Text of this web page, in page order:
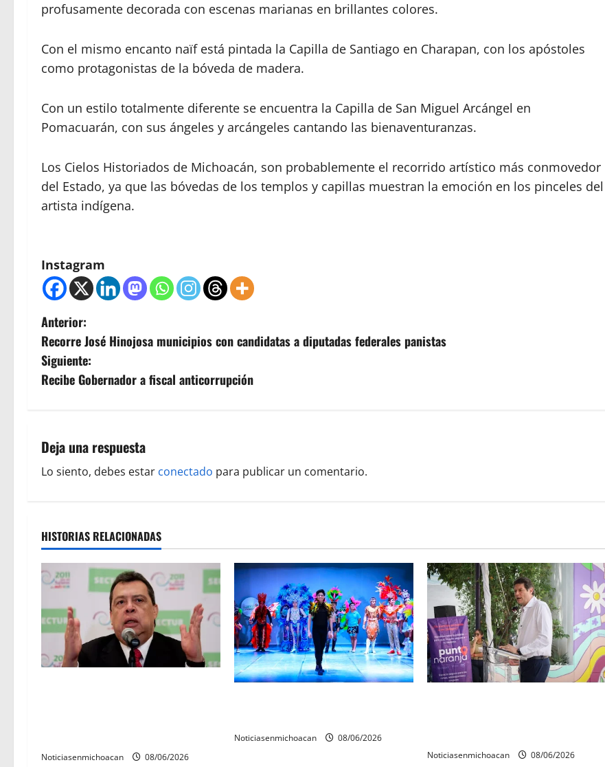
profusamente decorada con escenas marianas en brillantes colores.
Con el mismo encanto naïf está pintada la Capilla de Santiago en Charapan, con los apóstoles
como protagonistas de la bóveda de madera.
Con un estilo totalmente diferente se encuentra la Capilla de San Miguel Arcángel en
Pomacuarán, con sus ángeles y arcángeles cantando las bienaventuranzas.
Los Cielos Historiados de Michoacán, son probablemente el recorrido artístico más conmovedor
del Estado, ya que las bóvedas de los templos y capillas muestran la emoción en los pinceles del
artista indígena.
Instagram
N
a
v
g
a
i
ó
n
d
e
e
r
Anterior:
Recorre José Hinojosa municipios con candidatas a diputadas federales panistas
Siguiente:
Recibe Gobernador a fiscal anticorrupción
Deja una respuesta
Lo siento, debes estar conectado para publicar un comentario.
HISTORIAS RELACIONADAS
Noticiasenmichoacan 08/06/2026
Noticiasenmichoacan 08/06/2026
Noticiasenmichoacan 08/06/2026